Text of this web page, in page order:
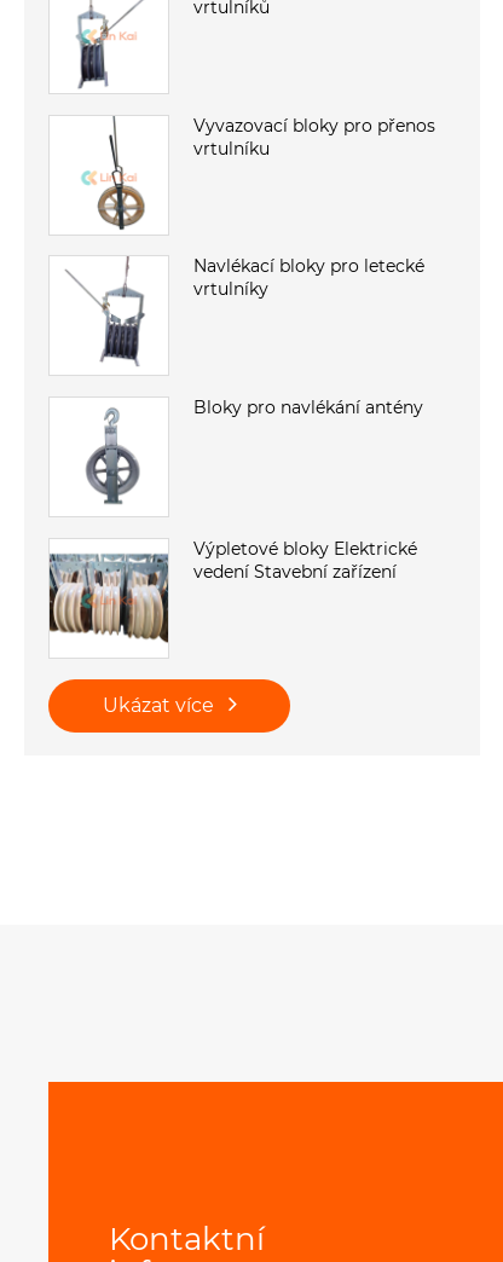
vrtulníků
Vyvazovací bloky pro přenos
vrtulníku
Navlékací bloky pro letecké
vrtulníky
Bloky pro navlékání antény
Výpletové bloky Elektrické
vedení Stavební zařízení
Ukázat více
Kontaktní